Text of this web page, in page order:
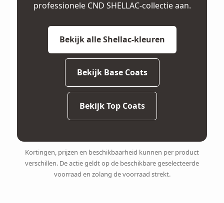
professionele CND SHELLAC-collectie aan.
Bekijk alle Shellac-kleuren
Bekijk Base Coats
Bekijk Top Coats
Kortingen, prijzen en beschikbaarheid kunnen per product
verschillen. De actie geldt op de beschikbare geselecteerde
voorraad en zolang de voorraad strekt.